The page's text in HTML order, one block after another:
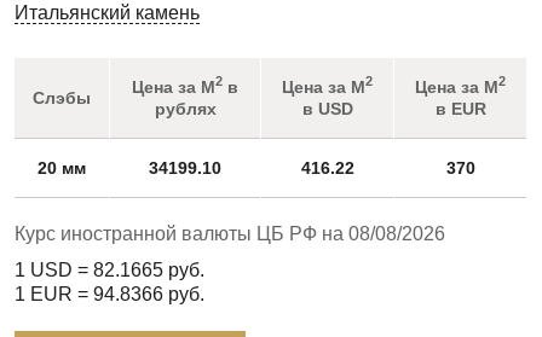
Итальянский камень
Слэбы
Цена за М2 в
рублях
Цена за М2
в USD
Цена за М2
в EUR
20 мм 34199.10 416.22 370
Курс иностранной валюты ЦБ РФ на 08/08/2026
1 USD = 82.1665 руб.
1 EUR = 94.8366 руб.